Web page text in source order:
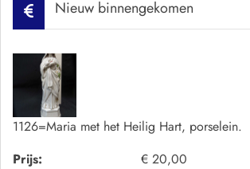
Nieuw binnengekomen
1126=Maria met het Heilig Hart, porselein.
Prijs:
€ 20,00